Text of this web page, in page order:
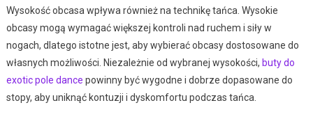
Wysokość obcasa wpływa również na technikę tańca. Wysokie
obcasy mogą wymagać większej kontroli nad ruchem i siły w
nogach, dlatego istotne jest, aby wybierać obcasy dostosowane do
własnych możliwości. Niezależnie od wybranej wysokości, buty do
exotic pole dance powinny być wygodne i dobrze dopasowane do
stopy, aby uniknąć kontuzji i dyskomfortu podczas tańca.